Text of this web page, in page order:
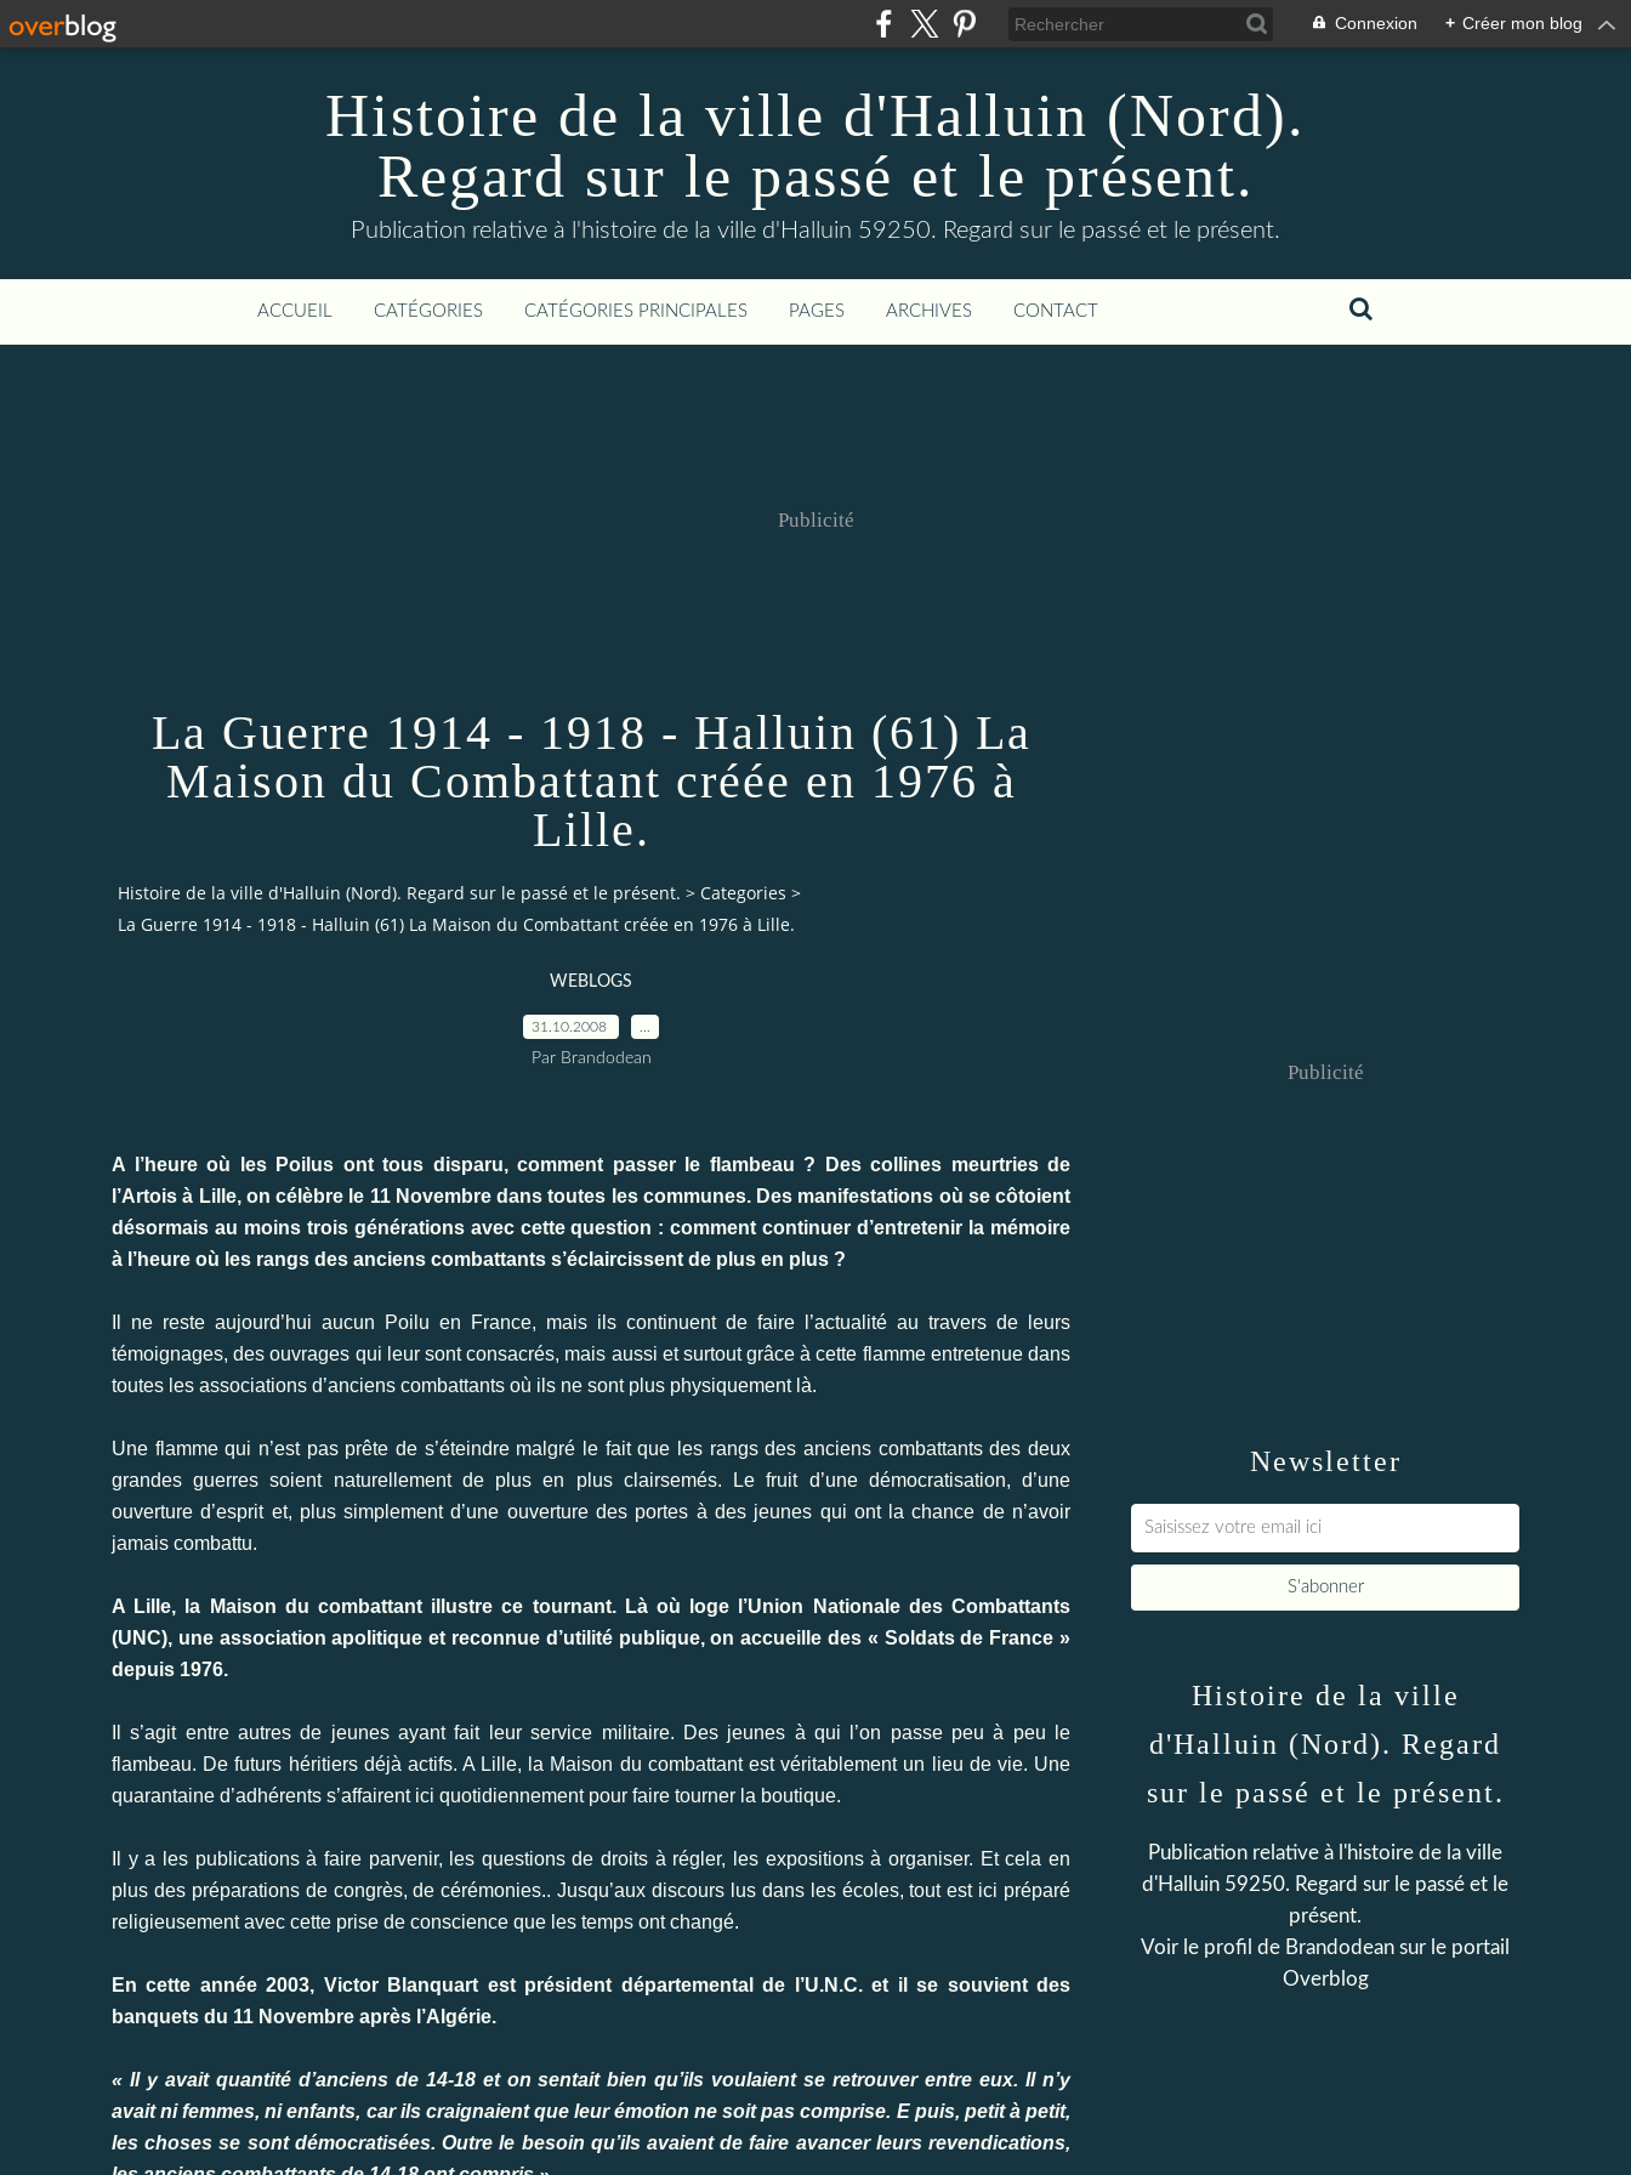
Connexion + Créer mon blog
Histoire de la ville d'Halluin (Nord).
Regard sur le passé et le présent.
Publication relative à l'histoire de la ville d'Halluin 59250. Regard sur le passé et le présent.
ACCUEIL CATÉGORIES CATÉGORIES PRINCIPALES PAGES ARCHIVES CONTACT
Publicité
La Guerre 1914 - 1918 - Halluin (61) La
Maison du Combattant créée en 1976 à
Lille.
Histoire de la ville d'Halluin (Nord). Regard sur le passé et le présent. > Categories >
La Guerre 1914 - 1918 - Halluin (61) La Maison du Combattant créée en 1976 à Lille.
WEBLOGS
31.10.2008
Par Brandodean
A l’heure où les Poilus ont tous disparu, comment passer le flambeau ? Des collines meurtries de
l’Artois à Lille, on célèbre le 11 Novembre dans toutes les communes. Des manifestations où se côtoient
désormais au moins trois générations avec cette question : comment continuer d’entretenir la mémoire
à l’heure où les rangs des anciens combattants s’éclaircissent de plus en plus ?
Il ne reste aujourd’hui aucun Poilu en France, mais ils continuent de faire l’actualité au travers de leurs
témoignages, des ouvrages qui leur sont consacrés, mais aussi et surtout grâce à cette flamme entretenue dans
toutes les associations d’anciens combattants où ils ne sont plus physiquement là.
Une flamme qui n’est pas prête de s’éteindre malgré le fait que les rangs des anciens combattants des deux
grandes guerres soient naturellement de plus en plus clairsemés. Le fruit d’une démocratisation, d’une
ouverture d’esprit et, plus simplement d’une ouverture des portes à des jeunes qui ont la chance de n’avoir
jamais combattu.
A Lille, la Maison du combattant illustre ce tournant. Là où loge l’Union Nationale des Combattants
(UNC), une association apolitique et reconnue d’utilité publique, on accueille des « Soldats de France »
depuis 1976.
Il s’agit entre autres de jeunes ayant fait leur service militaire. Des jeunes à qui l’on passe peu à peu le
flambeau. De futurs héritiers déjà actifs. A Lille, la Maison du combattant est véritablement un lieu de vie. Une
quarantaine d’adhérents s’affairent ici quotidiennement pour faire tourner la boutique.
Il y a les publications à faire parvenir, les questions de droits à régler, les expositions à organiser. Et cela en
plus des préparations de congrès, de cérémonies.. Jusqu’aux discours lus dans les écoles, tout est ici préparé
religieusement avec cette prise de conscience que les temps ont changé.
En cette année 2003, Victor Blanquart est président départemental de l’U.N.C. et il se souvient des
banquets du 11 Novembre après l’Algérie.
« Il y avait quantité d’anciens de 14-18 et on sentait bien qu’ils voulaient se retrouver entre eux. Il n’y
avait ni femmes, ni enfants, car ils craignaient que leur émotion ne soit pas comprise. E puis, petit à petit,
les choses se sont démocratisées. Outre le besoin qu’ils avaient de faire avancer leurs revendications,
Newsletter
Publicité
Histoire de la ville
d'Halluin (Nord). Regard
sur le passé et le présent.
Publication relative à l'histoire de la ville
d'Halluin 59250. Regard sur le passé et le
présent.
Voir le profil de Brandodean sur le portail
Overblog